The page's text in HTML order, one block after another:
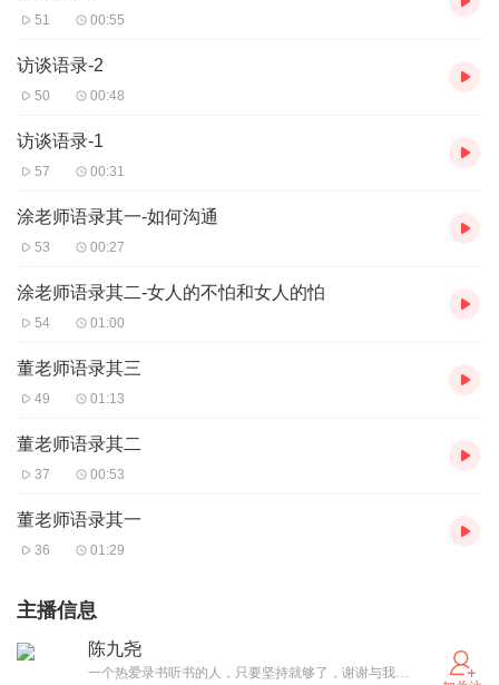
51 00:55
访谈语录-2
50 00:48
访谈语录-1
57 00:31
涂老师语录其一-如何沟通
53 00:27
涂老师语录其二-女人的不怕和女人的怕
54 01:00
董老师语录其三
49 01:13
董老师语录其二
37 00:53
董老师语录其一
36 01:29
主播信息
陈九尧
一个热爱录书听书的人，只要坚持就够了，谢谢与我共同前行。